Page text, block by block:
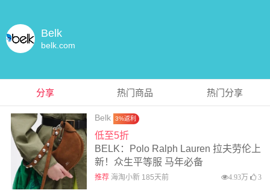
Belk
belk.com
分享 热门商品 热门分享
Belk 3%返利
低至5折
BELK：Polo Ralph Lauren 拉夫劳伦上
新！众生平等服 马年必备
推荐海淘小新 185天前 4.93万 3